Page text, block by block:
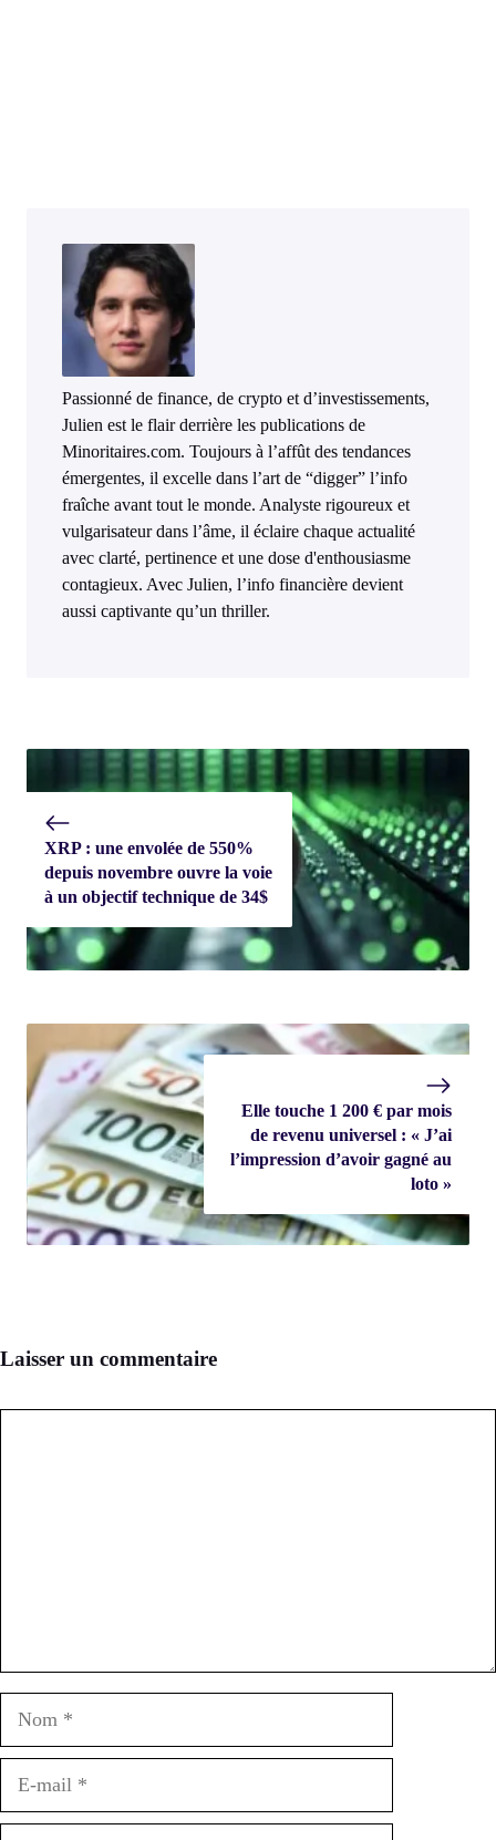
Passionné de finance, de crypto et d’investissements,
Julien est le flair derrière les publications de
Minoritaires.com. Toujours à l’affût des tendances
émergentes, il excelle dans l’art de “digger” l’info
fraîche avant tout le monde. Analyste rigoureux et
vulgarisateur dans l’âme, il éclaire chaque actualité
avec clarté, pertinence et une dose d'enthousiasme
contagieux. Avec Julien, l’info financière devient
aussi captivante qu’un thriller.
XRP : une envolée de 550%
depuis novembre ouvre la voie
à un objectif technique de 34$
Elle touche 1 200 € par mois
de revenu universel : « J’ai
l’impression d’avoir gagné au
loto »
Laisser un commentaire